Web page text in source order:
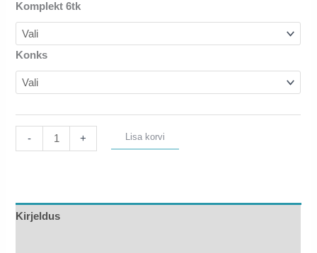
kuni
Komplekt 6tk
Konks
-
Värvikolmiku
komplekt
kogus
+ Lisa korvi
Kirjeldus